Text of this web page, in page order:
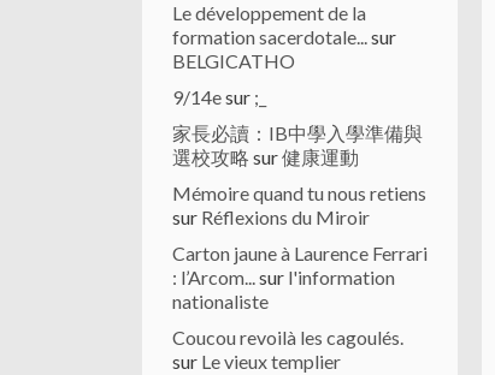
Le développement de la
formation sacerdotale...sur
BELGICATHO
9/14esur ;_
家長必讀：IB中學入學準備與
選校攻略 sur健康運動
Mémoire quand tu nous retiens
sur Réflexions du Miroir
Carton jaune à Laurence Ferrari
: l’Arcom...sur l'information
nationaliste
Coucou revoilà les cagoulés.
sur Le vieux templier